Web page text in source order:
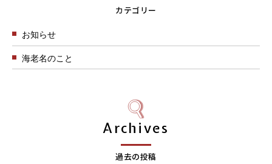
カテゴリー
お知らせ
海老名のこと
Archives
過去の投稿